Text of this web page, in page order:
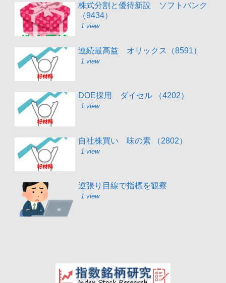
株式分割と優待新設 ソフトバンク
（9434）
1 view
連続最高益 オリックス（8591）
1 view
DOE採用 ダイセル （4202）
1 view
自社株買い 味の素 （2802）
1 view
逆張り目線で指標を観察
1 view